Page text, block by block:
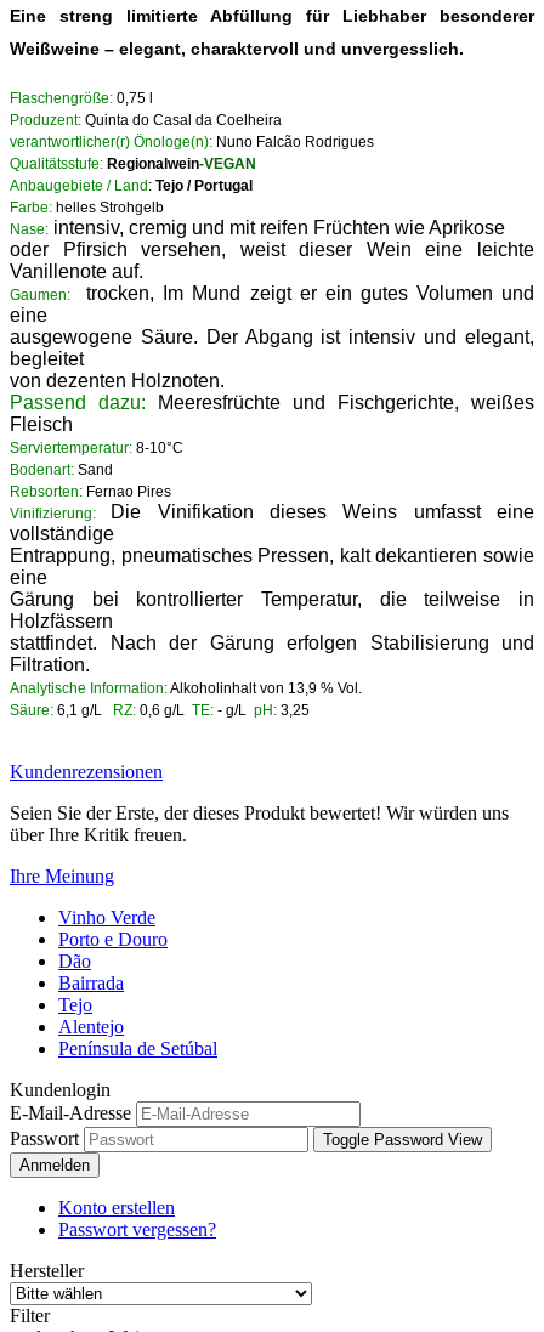
Eine streng limitierte Abfüllung für Liebhaber besonderer
Weißweine – elegant, charaktervoll und unvergesslich.
Flaschengröße: 0,75 l
Produzent: Quinta do Casal da Coelheira
verantwortlicher(r) Önologe(n): Nuno Falcão Rodrigues
Qualitätsstufe: Regionalwein-VEGAN
Anbaugebiete / Land: Tejo / Portugal
Farbe: helles Strohgelb
Nase: intensiv, cremig und mit reifen Früchten wie Aprikose
oder Pfirsich versehen, weist dieser Wein eine leichte
Vanillenote auf.
Gaumen:
trocken, Im Mund zeigt er ein gutes Volumen und
eine
ausgewogene Säure. Der Abgang ist intensiv und elegant,
begleitet
von dezenten Holznoten.
Passend dazu: Meeresfrüchte und Fischgerichte, weißes
Fleisch
Serviertemperatur: 8-10°C
Bodenart: Sand
Rebsorten: Fernao Pires
Vinifizierung:
Die Vinifikation dieses Weins umfasst eine
vollständige
Entrappung, pneumatisches Pressen, kalt dekantieren sowie
eine
Gärung bei kontrollierter Temperatur, die teilweise in
Holzfässern
stattfindet. Nach der Gärung erfolgen Stabilisierung und
Filtration.
Analytische Information:Alkoholinhalt von 13,9 % Vol.
Säure: 6,1 g/L RZ: 0,6 g/L TE: - g/L pH: 3,25
Kundenrezensionen
Seien Sie der Erste, der dieses Produkt bewertet! Wir würden uns
über Ihre Kritik freuen.
Ihre Meinung
Vinho Verde
Porto e Douro
Dão
Bairrada
Tejo
Alentejo
Península de Setúbal
Kundenlogin
E-Mail-Adresse
Passwort
Toggle Password View
Anmelden
Konto erstellen
Passwort vergessen?
Hersteller
Filter